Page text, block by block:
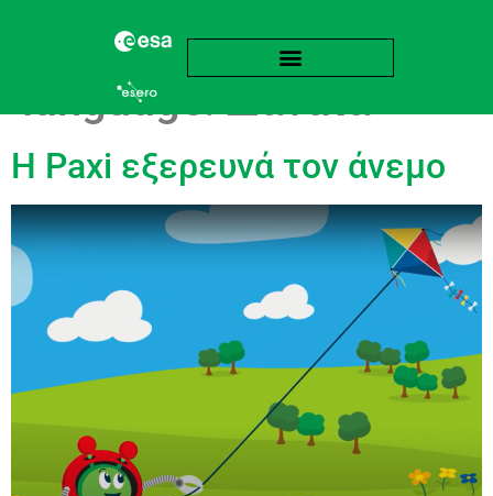
language:Δανικά
Η Paxi εξερευνά τον άνεμο